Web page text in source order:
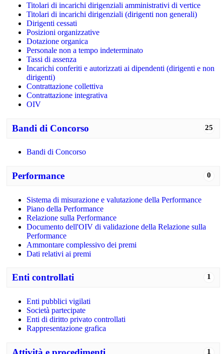
Titolari di incarichi dirigenziali amministrativi di vertice
Titolari di incarichi dirigenziali (dirigenti non generali)
Dirigenti cessati
Posizioni organizzative
Dotazione organica
Personale non a tempo indeterminato
Tassi di assenza
Incarichi conferiti e autorizzati ai dipendenti (dirigenti e non
dirigenti)
Contrattazione collettiva
Contrattazione integrativa
OIV
25
Bandi di Concorso
Bandi di Concorso
0
Performance
Sistema di misurazione e valutazione della Performance
Piano della Performance
Relazione sulla Performance
Documento dell'OIV di validazione della Relazione sulla
Performance
Ammontare complessivo dei premi
Dati relativi ai premi
1
Enti controllati
Enti pubblici vigilati
Società partecipate
Enti di diritto privato controllati
Rappresentazione grafica
1